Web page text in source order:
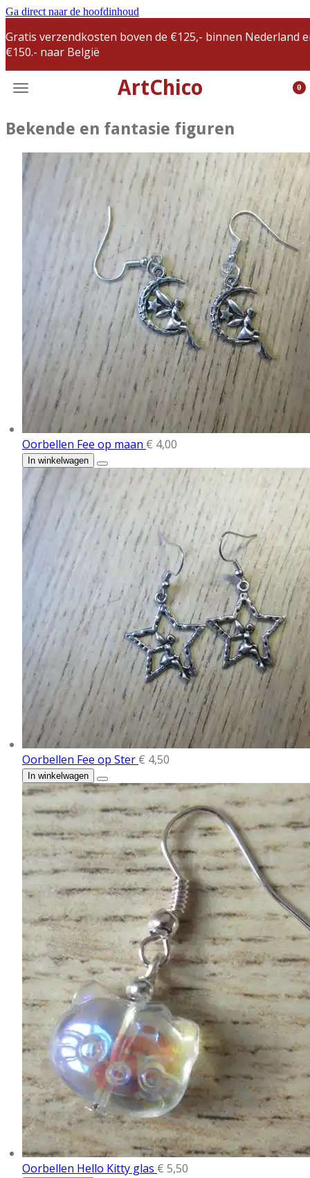
Ga direct naar de hoofdinhoud
ArtChico 0
Gratis verzendkosten boven de €125,- binnen Nederland
€150.- naar België
Bekende en fantasie figuren
Oorbellen Fee op maan € 4,00
In winkelwagen
Oorbellen Fee op Ster € 4,50
In winkelwagen
Oorbellen Hello Kitty glas € 5,50